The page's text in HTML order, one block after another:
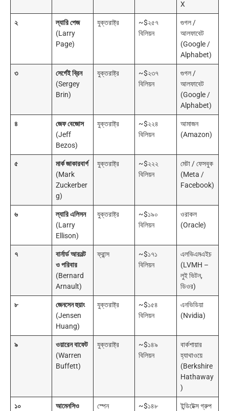
X
২
ল্যারি পেজ
(Larry
Page)
যুক্তরাষ্ট্র
~$২৫৭
বিলিয়ন
গুগল /
আলফাবেট
(Google /
Alphabet)
৩
সের্গেই ব্রিন
(Sergey
Brin)
যুক্তরাষ্ট্র
~$২৩৭
বিলিয়ন
গুগল /
আলফাবেট
(Google /
Alphabet)
৪
জেফ বেজোস
(Jeff
Bezos)
যুক্তরাষ্ট্র
~$২২৪
বিলিয়ন
আমাজন
(Amazon)
৫
মার্ক জাকারবার্গ
(Mark
Zuckerber
g)
যুক্তরাষ্ট্র
~$২২২
বিলিয়ন
মেটা / ফেসবুক
(Meta /
Facebook)
৬
ল্যারি এলিসন
(Larry
Ellison)
যুক্তরাষ্ট্র
~$১৯০
বিলিয়ন
ওরাকল
(Oracle)
৭
বার্নার্ড আরনল্ট
ও পরিবার
(Bernard
Arnault)
ফ্রান্স
~$১৭১
বিলিয়ন
এলভিএমএইচ
(LVMH –
লুই ভিটন,
ডিওর)
৮
জেনসেন হুয়াং
(Jensen
Huang)
যুক্তরাষ্ট্র
~$১৫৪
বিলিয়ন
এনভিডিয়া
(Nvidia)
৯
ওয়ারেন বাফেট
(Warren
Buffett)
যুক্তরাষ্ট্র
~$১৪৯
বিলিয়ন
বার্কশায়ার
হ্যাথাওয়ে
(Berkshire
Hathaway
)
১০
আমেনসিও
স্পেন
~$১৪৮
ইন্ডিটেক্স গ্রুপ